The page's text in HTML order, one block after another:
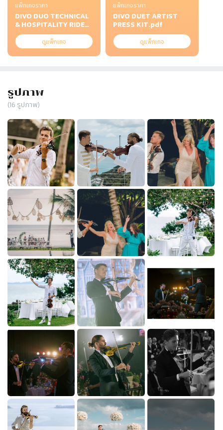
แพ็กเกจราคา
DIVO DUO TECHNICAL
& HOSPITALITY RIDER
& TERMS OF
PAYMENT.pdf
ดูแพ็กเกจ
แพ็กเกจราคา
DIVO DUET ARTIST
PRESS KIT.pdf
ดูแพ็กเกจ
รูปภาพ
(16 รูปภาพ)